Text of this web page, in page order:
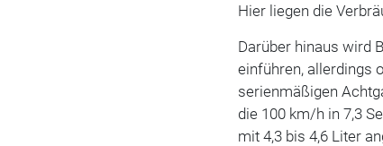
Hier liegen die
Darüber hinaus wird
einführen, allerdings
serienmäßigen
die 100 km/h in 7,3
mit 4,3 bis 4,6 Liter